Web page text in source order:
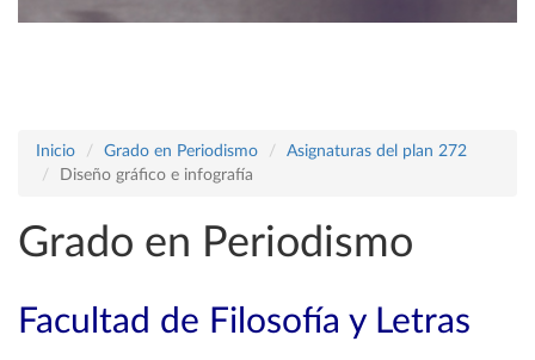
Inicio Grado en Periodismo
Asignaturas del plan 272
Diseño gráfico e infografía
Grado en Periodismo
Facultad de Filosofía y Letras